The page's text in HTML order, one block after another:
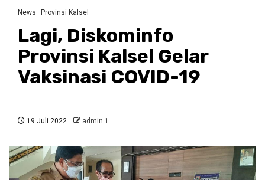
News Provinsi Kalsel
Lagi, Diskominfo
Provinsi Kalsel Gelar
Vaksinasi COVID-19
19 Juli 2022 admin 1